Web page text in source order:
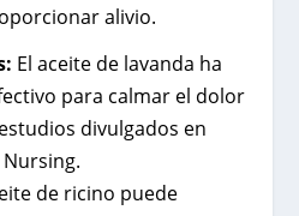
alivio.
El aceite de lavanda ha
para calmar el dolor
divulgados en
de ricino puede